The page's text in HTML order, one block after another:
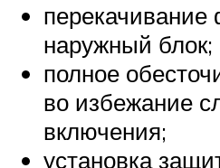
перекачивание
наружный блок;
полное
во избежание
включения;
установка